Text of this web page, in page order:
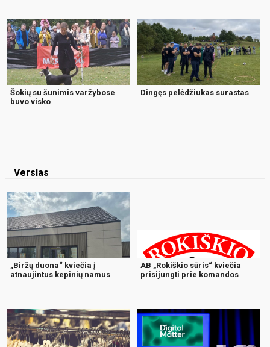
Šokių su šunimis varžybose
buvo visko
Dingęs pelėdžiukas surastas
Verslas
„Biržų duona“ kviečia į
atnaujintus kepinių namus
AB „Rokiškio sūris“ kviečia
prisijungti prie komandos